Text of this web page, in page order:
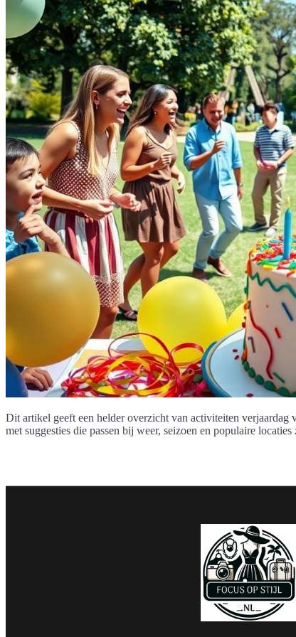
Dit artikel geeft een helder overzicht van activiteiten
met suggesties die passen bij weer, seizoen en populaire